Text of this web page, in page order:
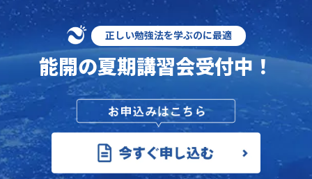
正しい勉強法を学ぶのに最適
能開の夏期講習会受付中！